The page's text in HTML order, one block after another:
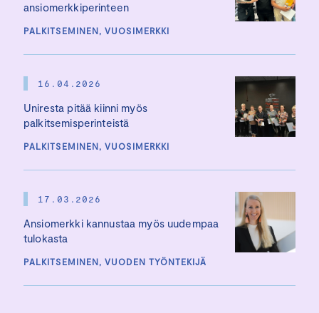
ansiomerkkiperinteen
PALKITSEMINEN, VUOSIMERKKI
16.04.2026
Uniresta pitää kiinni myös
palkitsemisperinteistä
PALKITSEMINEN, VUOSIMERKKI
17.03.2026
Ansiomerkki kannustaa myös uudempaa
tulokasta
PALKITSEMINEN, VUODEN TYÖNTEKIJÄ